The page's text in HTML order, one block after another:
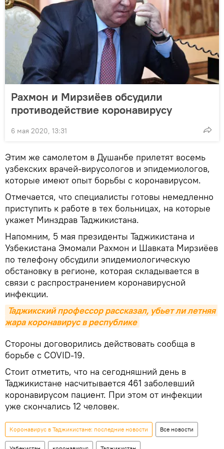
Рахмон и Мирзиёев обсудили
противодействие коронавирусу
6 мая 2020, 13:31
Этим же самолетом в Душанбе прилетят восемь
узбекских врачей-вирусологов и эпидемиологов,
которые имеют опыт борьбы с коронавирусом.
Отмечается, что специалисты готовы немедленно
приступить к работе в тех больницах, на которые
укажет Минздрав Таджикистана.
Напомним, 5 мая президенты Таджикистана и
Узбекистана Эмомали Рахмон и Шавката Мирзиёев
по телефону обсудили эпидемиологическую
обстановку в регионе, которая складывается в
связи с распространением коронавирусной
инфекции.
Таджикский профессор рассказал, убьет ли летняя
жара коронавирус в республике
Стороны договорились действовать сообща в
борьбе с COVID-19.
Стоит отметить, что на сегодняшний день в
Таджикистане насчитывается 461 заболевший
коронавирусом пациент. При этом от инфекции
уже скончались 12 человек.
Коронавирус в Таджикистане: последние новости Все новости